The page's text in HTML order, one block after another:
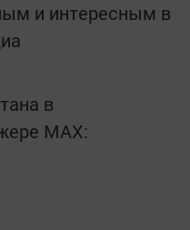
и интересным в
в
MАХ: